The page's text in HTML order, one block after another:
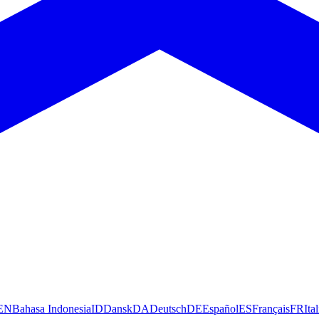
Bahasa IndonesiaIDDanskDADeutschDEEspañolESFrançaisFR